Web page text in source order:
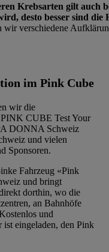
Krebsarten gilt auch
desto besser sind die
wir verschiedene
im Pink Cube
wir die
CUBE Test Your
DONNA Schweiz
und vielen
Sponsoren.
Fahrzeug «Pink
und bringt
dorthin, wo die
an Bahnhöfe
und
ist eingeladen, den Pink